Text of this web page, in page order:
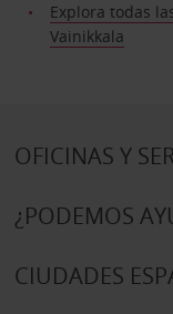
Explora todas
Vainikkala
OFICINAS Y
¿PODEMOS
CIUDADES